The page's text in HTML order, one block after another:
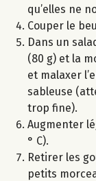
qu’elles ne
Couper le
Dans un
(80 g) et la
et malaxer
sableuse
trop fine).
Augmenter
° C).
Retirer les
petits